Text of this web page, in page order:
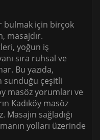
bulmak için birçok
masajdır.
yoğun iş
sıra ruhsal ve
Bu yazıda,
sunduğu çeşitli
masöz yorumları ve
Kadıköy masöz
sağladığı
yolları üzerinde